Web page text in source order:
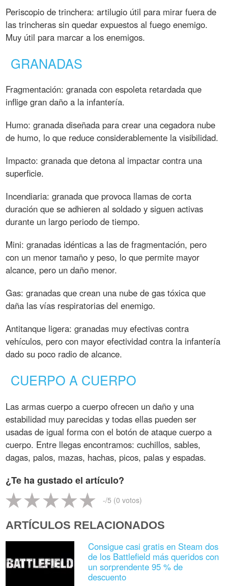
Periscopio de trinchera: artilugio útil para mirar fuera de
las trincheras sin quedar expuestos al fuego enemigo.
Muy útil para marcar a los enemigos.
GRANADAS
Fragmentación: granada con espoleta retardada que
inflige gran daño a la infantería.
Humo: granada diseñada para crear una cegadora nube
de humo, lo que reduce considerablemente la visibilidad.
Impacto: granada que detona al impactar contra una
superficie.
Incendiaria: granada que provoca llamas de corta
duración que se adhieren al soldado y siguen activas
durante un largo periodo de tiempo.
Mini: granadas idénticas a las de fragmentación, pero
con un menor tamaño y peso, lo que permite mayor
alcance, pero un daño menor.
Gas: granadas que crean una nube de gas tóxica que
daña las vías respiratorias del enemigo.
Antitanque ligera: granadas muy efectivas contra
vehículos, pero con mayor efectividad contra la infantería
dado su poco radio de alcance.
CUERPO A CUERPO
Las armas cuerpo a cuerpo ofrecen un daño y una
estabilidad muy parecidas y todas ellas pueden ser
usadas de igual forma con el botón de ataque cuerpo a
cuerpo. Entre llegas encontramos: cuchillos, sables,
dagas, palos, mazas, hachas, picos, palas y espadas.
¿Te ha gustado el artículo?
-/5 (0 votos)
ARTÍCULOS RELACIONADOS
Consigue casi gratis en Steam dos
de los Battlefield más queridos con
un sorprendente 95 % de
descuento